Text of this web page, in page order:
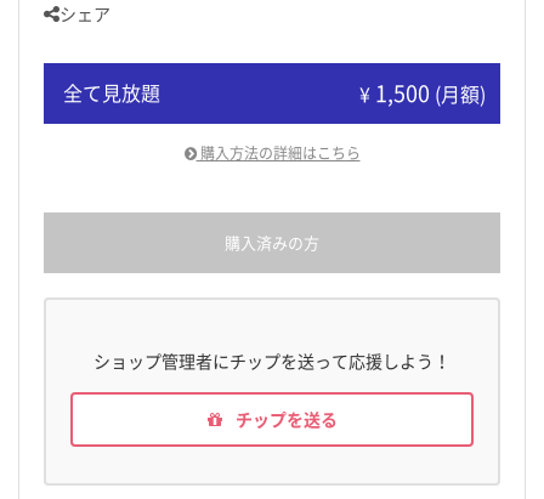
シェア
全て見放題 ¥ 1,500 (月額)
購入方法の詳細はこちら
購入済みの方
ショップ管理者にチップを送って応援しよう！
チップを送る